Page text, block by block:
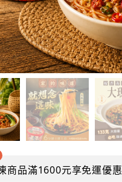
商品滿1600元享免運優惠